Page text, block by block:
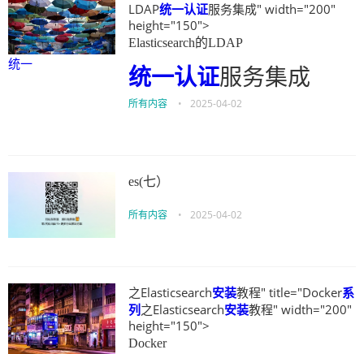
统一
LDAP统一认证服务集成" width="200"
height="150">
Elasticsearch的LDAP
统一认证服务集成
所有内容 • 2025-04-02
es(七）
所有内容 • 2025-04-02
之Elasticsearch安装教程" title="Docker系
列 之Elasticsearch安装教程" width="200"
height="150">
Docker